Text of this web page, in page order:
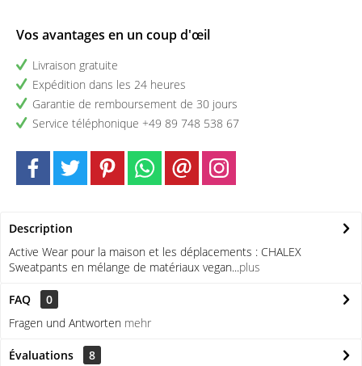
Vos avantages en un coup d'œil
Livraison gratuite
Expédition dans les 24 heures
Garantie de remboursement de 30 jours
Service téléphonique +49 89 748 538 67
Description
Active Wear pour la maison et les déplacements : CHALEX
Sweatpants en mélange de matériaux vegan...plus
FAQ
0
Fragen und Antworten mehr
Évaluations
8